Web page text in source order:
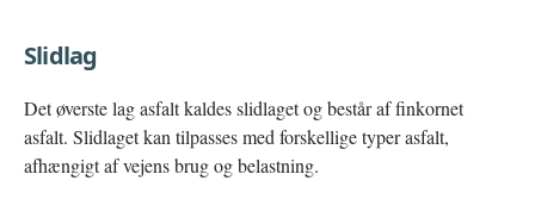
Slidlag
Det øverste lag asfalt kaldes slidlaget og består af finkornet
asfalt. Slidlaget kan tilpasses med forskellige typer asfalt,
afhængigt af vejens brug og belastning.